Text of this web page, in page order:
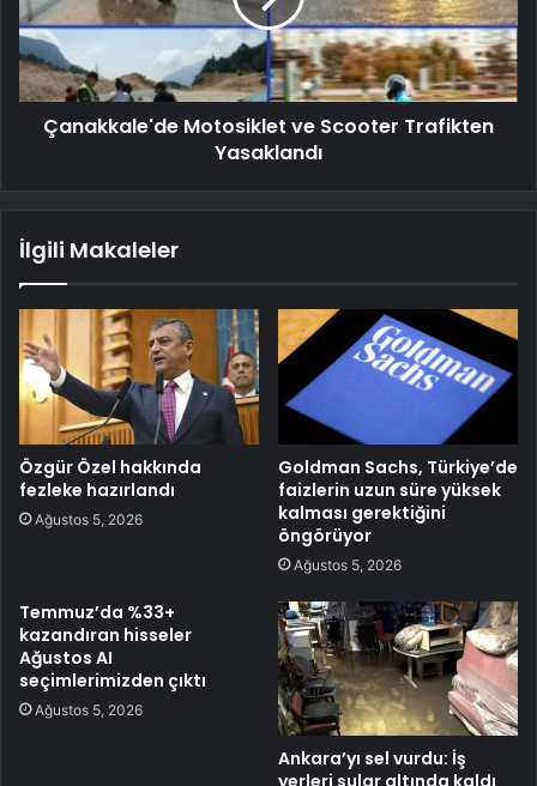
Çanakkale'de Motosiklet ve Scooter Trafikten
Yasaklandı
İlgili Makaleler
Özgür Özel hakkında
fezleke hazırlandı
Ağustos 5, 2026
Goldman Sachs, Türkiye’de
faizlerin uzun süre yüksek
kalması gerektiğini
öngörüyor
Ağustos 5, 2026
Temmuz’da %33+
kazandıran hisseler
Ağustos AI
seçimlerimizden çıktı
Ağustos 5, 2026
Ankara’yı sel vurdu: İş